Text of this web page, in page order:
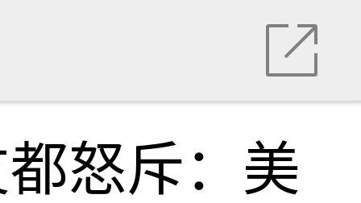
怒斥：美